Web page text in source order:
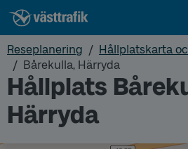
Reseplanering
Hållplatskarta
Bårekulla, Härryda
Hållplats
Härryda